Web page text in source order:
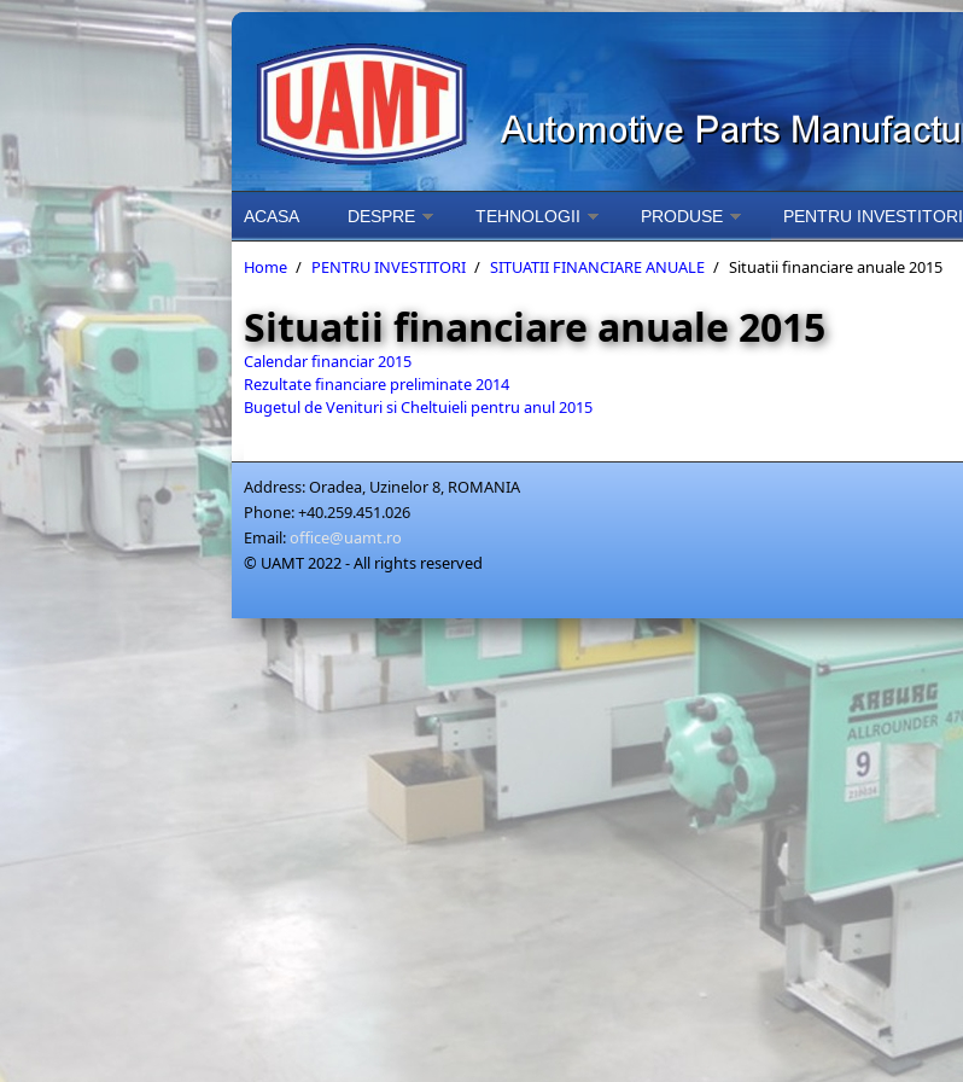
Skip to main content
ACASA DESPRE TEHNOLOGII PRODUSE PENTRU INVESTITORI
Home / PENTRU INVESTITORI / SITUATII FINANCIARE ANUALE / Situatii financiare anuale 2015
Situatii financiare anuale 2015
Calendar financiar 2015
Rezultate financiare preliminate 2014
Bugetul de Venituri si Cheltuieli pentru anul 2015
Address:Oradea, Uzinelor 8, ROMANIA
Phone:+40.259.451.026
Email:office@uamt.ro
© UAMT 2022 - All rights reserved